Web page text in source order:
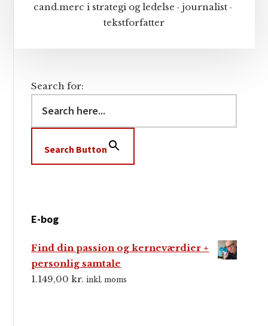
cand.merc i strategi og ledelse · journalist ·
tekstforfatter
Search for:
Search Button
E-bog
Find din passion og kerneværdier +
personlig samtale
1.149,00kr. inkl. moms